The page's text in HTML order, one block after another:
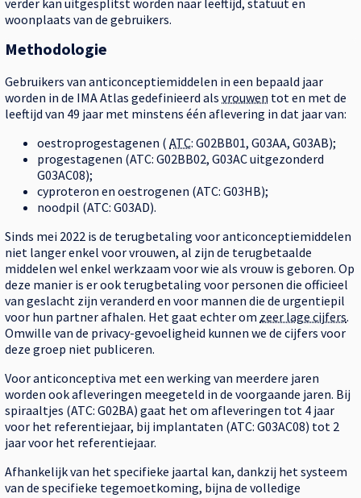
verder kan uitgesplitst worden naar leeftijd, statuut en
woonplaats van de gebruikers.
Methodologie
Gebruikers van anticonceptiemiddelen in een bepaald jaar
worden in de IMA Atlas gedefinieerd als vrouwen tot en met de
leeftijd van 49 jaar met minstens één aflevering in dat jaar van:
oestroprogestagenen ( ATC: G02BB01, G03AA, G03AB);
progestagenen (ATC: G02BB02, G03AC uitgezonderd
G03AC08);
cyproteron en oestrogenen (ATC: G03HB);
noodpil (ATC: G03AD).
Sinds mei 2022 is de terugbetaling voor anticonceptiemiddelen
niet langer enkel voor vrouwen, al zijn de terugbetaalde
middelen wel enkel werkzaam voor wie als vrouw is geboren. Op
deze manier is er ook terugbetaling voor personen die officieel
van geslacht zijn veranderd en voor mannen die de urgentiepil
voor hun partner afhalen. Het gaat echter om zeer lage cijfers.
Omwille van de privacy-gevoeligheid kunnen we de cijfers voor
deze groep niet publiceren.
Voor anticonceptiva met een werking van meerdere jaren
worden ook afleveringen meegeteld in de voorgaande jaren. Bij
spiraaltjes (ATC: G02BA) gaat het om afleveringen tot 4 jaar
voor het referentiejaar, bij implantaten (ATC: G03AC08) tot 2
jaar voor het referentiejaar.
Afhankelijk van het specifieke jaartal kan, dankzij het systeem
van de specifieke tegemoetkoming, bijna de volledige